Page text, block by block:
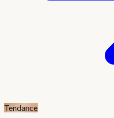
Tendance